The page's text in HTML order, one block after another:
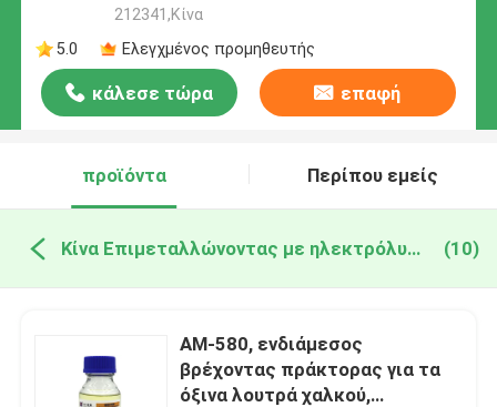
212341,Κίνα
5.0
Ελεγχμένος προμηθευτής
κάλεσε τώρα επαφή
προϊόντα Περίπου εμείς
Κίνα Επιμεταλλώνοντας με ηλεκτρόλυση βρέχοντας πράκτορας (10)
ΑΜ-580, ενδιάμεσος
βρέχοντας πράκτορας για τα
όξινα λουτρά χαλκού,